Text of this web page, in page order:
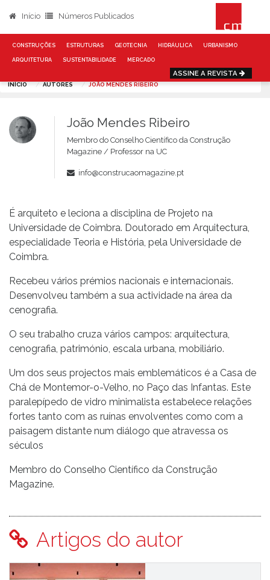
Início Números Publicados
CONSTRUÇÕES ESTRUTURAS GEOTECNIA HIDRÁULICA URBANISMO
ARQUITETURA SUSTENTABILIDADE MERCADO
ASSINE A REVISTA
INÍCIO AUTORES JOÃO MENDES RIBEIRO
João Mendes Ribeiro
Membro do Conselho Científico da Construção
Magazine / Professor na UC
info@construcaomagazine.pt
É arquiteto e leciona a disciplina de Projeto na
Universidade de Coimbra. Doutorado em Arquitectura,
especialidade Teoria e História, pela Universidade de
Coimbra.
Recebeu vários prémios nacionais e internacionais.
Desenvolveu também a sua actividade na área da
cenografia.
O seu trabalho cruza vários campos: arquitectura,
cenografia, património, escala urbana, mobiliário.
Um dos seus projectos mais emblemáticos é a Casa de
Chá de Montemor-o-Velho, no Paço das Infantas. Este
paralepípedo de vidro minimalista estabelece relações
fortes tanto com as ruínas envolventes como com a
paisagem distante num diálogo que atravessa os
séculos
Membro do Conselho Científico da Construção
Magazine.
Artigos do autor